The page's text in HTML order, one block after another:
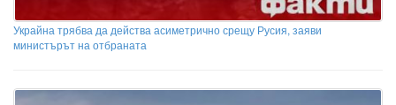
Украйна трябва да действа асиметрично срещу Русия, заяви
министърът на отбраната